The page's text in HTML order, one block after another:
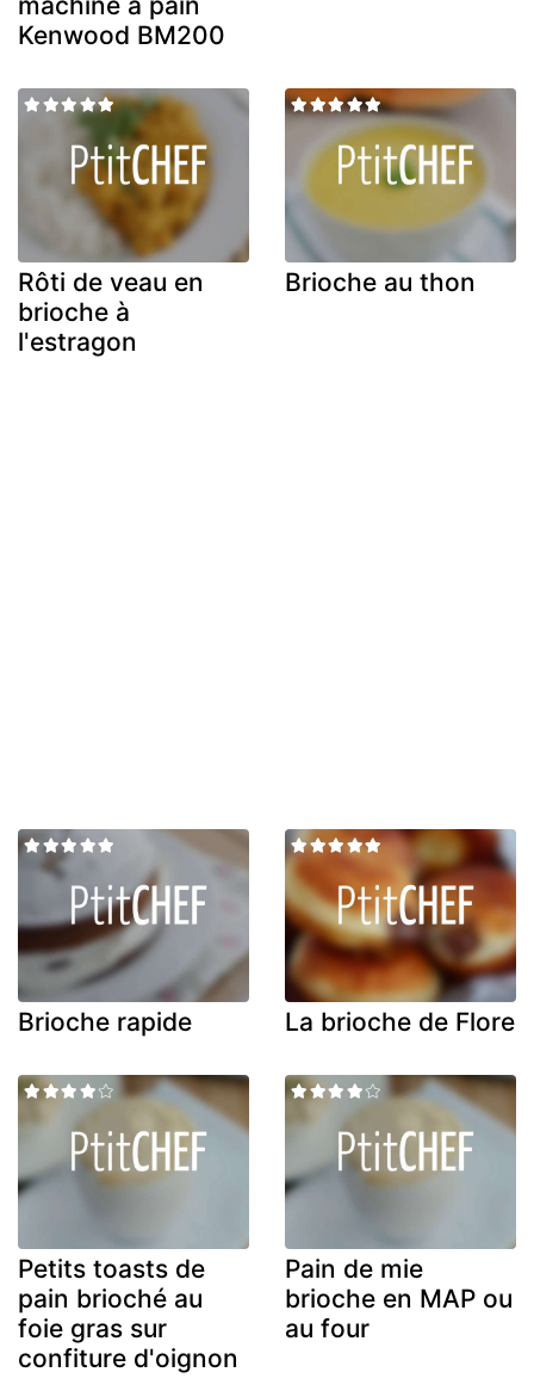
Kenwood BM200
Rôti de veau en
brioche à
l'estragon
Brioche au thon
Brioche rapide La brioche de Flore
Petits toasts de
pain brioché au
foie gras sur
confiture d'oignon
Pain de mie
brioche en MAP ou
au four